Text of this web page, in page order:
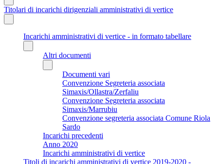
Titolari di incarichi dirigenziali amministrativi di vertice
Incarichi amministrativi di vertice - in formato tabellare
Altri documenti
Documenti vari
Convenzione Segreteria associata
Simaxis/Ollastra/Zerfaliu
Convenzione Segreteria associata
Simaxis/Marrubiu
Convenzione segreteria associata Comune Riola
Sardo
Incarichi precedenti
Anno 2020
Incarichi amministrativi di vertice
Titoli di incarichi amministrativi di vertice 2019-2020 -